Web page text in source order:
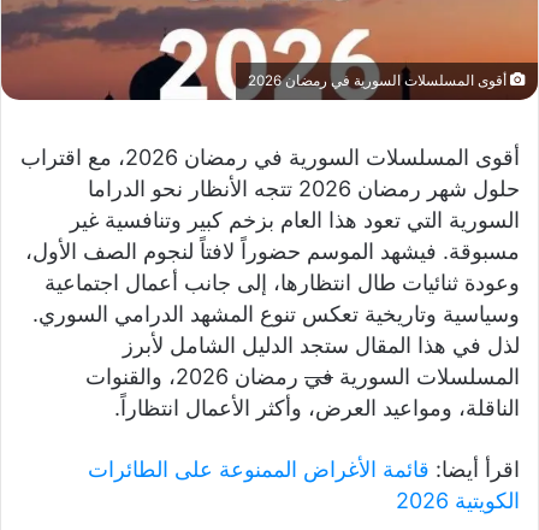
أقوى المسلسلات السورية في رمضان 2026
أقوى المسلسلات السورية في رمضان 2026، مع اقتراب
حلول شهر رمضان 2026 تتجه الأنظار نحو الدراما
السورية التي تعود هذا العام بزخم كبير وتنافسية غير
مسبوقة. فيشهد الموسم حضوراً لافتاً لنجوم الصف الأول،
وعودة ثنائيات طال انتظارها، إلى جانب أعمال اجتماعية
وسياسية وتاريخية تعكس تنوع المشهد الدرامي السوري.
لذل في هذا المقال ستجد الدليل الشامل لأبرز
المسلسلات السورية في
رمضان 2026، والقنوات
الناقلة، ومواعيد العرض، وأكثر الأعمال انتظاراً.
اقرأ أيضا: قائمة الأغراض الممنوعة على الطائرات
الكويتية 2026